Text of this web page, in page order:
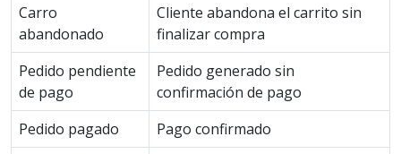
Carro
abandonado
Cliente abandona el carrito sin
finalizar compra
Pedido pendiente
de pago
Pedido generado sin
confirmación de pago
Pedido pagado
Pago confirmado